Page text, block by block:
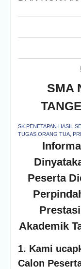
SMA
SK PENETAPAN HASIL
TUGAS ORANG TUA,
Peserta
Akademik
1. Kami
Calon